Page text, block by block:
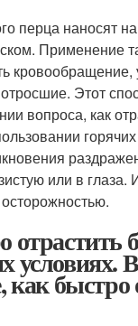
перца наносят
Применение
кровообращение,
Этот
вопроса, как
или в глаза.
В
как быстро